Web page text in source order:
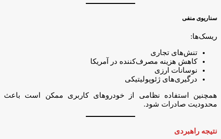
سناریوی منفی
ریسک‌ها:
تنش‌های تجاری
کاهش هزینه مصرف‌کننده در آمریکا
نوسانات ارزی
درگیری‌های ژئوپولیتیکی
همچنین استفاده نظامی از خودروهای کاربری ممکن است باعث
محدودیت صادرات شود.
نتیجه راهبردی